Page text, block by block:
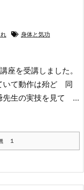
身体と気功
を受講しました。
て動作は殆ど 同
先生の実技を見て …
１